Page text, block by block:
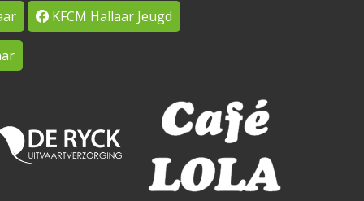
KFCM Hallaar Jeugd